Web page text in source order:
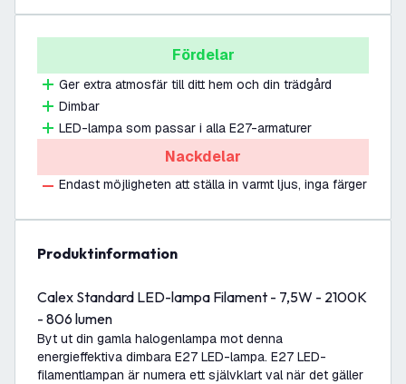
Fördelar
Ger extra atmosfär till ditt hem och din trädgård
Dimbar
LED-lampa som passar i alla E27-armaturer
Nackdelar
Endast möjligheten att ställa in varmt ljus, inga färger
produktinformation
Calex Standard LED-lampa Filament - 7,5W - 2100K
- 806 lumen
Byt ut din gamla halogenlampa mot denna
energieffektiva dimbara E27 LED-lampa. E27 LED-
filamentlampan är numera ett självklart val när det gäller